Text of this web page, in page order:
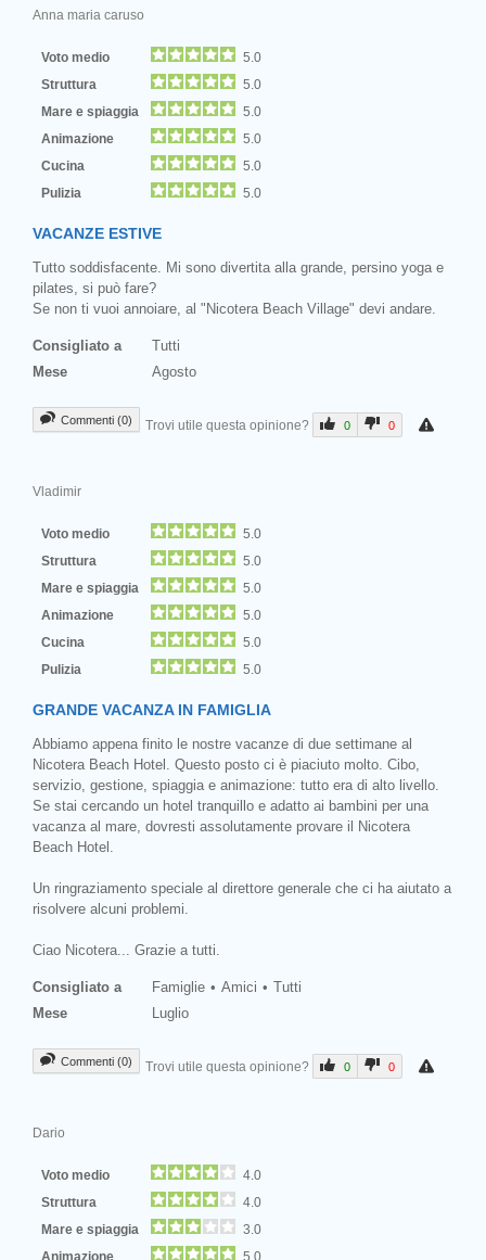
Anna maria caruso
Voto medio
5.0
Struttura
5.0
Mare e spiaggia
5.0
Animazione
5.0
Cucina
5.0
Pulizia
5.0
VACANZE ESTIVE
Tutto soddisfacente. Mi sono divertita alla grande, persino yoga e
pilates, si può fare?
Se non ti vuoi annoiare, al "Nicotera Beach Village" devi andare.
Consigliato a
Tutti
Mese
Agosto
Commenti (0) Trovi utile questa opinione? 0 0
Vladimir
Voto medio
5.0
Struttura
5.0
Mare e spiaggia
5.0
Animazione
5.0
Cucina
5.0
Pulizia
5.0
GRANDE VACANZA IN FAMIGLIA
Abbiamo appena finito le nostre vacanze di due settimane al
Nicotera Beach Hotel. Questo posto ci è piaciuto molto. Cibo,
servizio, gestione, spiaggia e animazione: tutto era di alto livello.
Se stai cercando un hotel tranquillo e adatto ai bambini per una
vacanza al mare, dovresti assolutamente provare il Nicotera
Beach Hotel.
Un ringraziamento speciale al direttore generale che ci ha aiutato a
risolvere alcuni problemi.
Ciao Nicotera... Grazie a tutti.
Consigliato a Famiglie Amici
Tutti
Mese
Luglio
Commenti (0) Trovi utile questa opinione? 0 0
Dario
Voto medio
4.0
Struttura
4.0
Mare e spiaggia
3.0
Animazione
5.0